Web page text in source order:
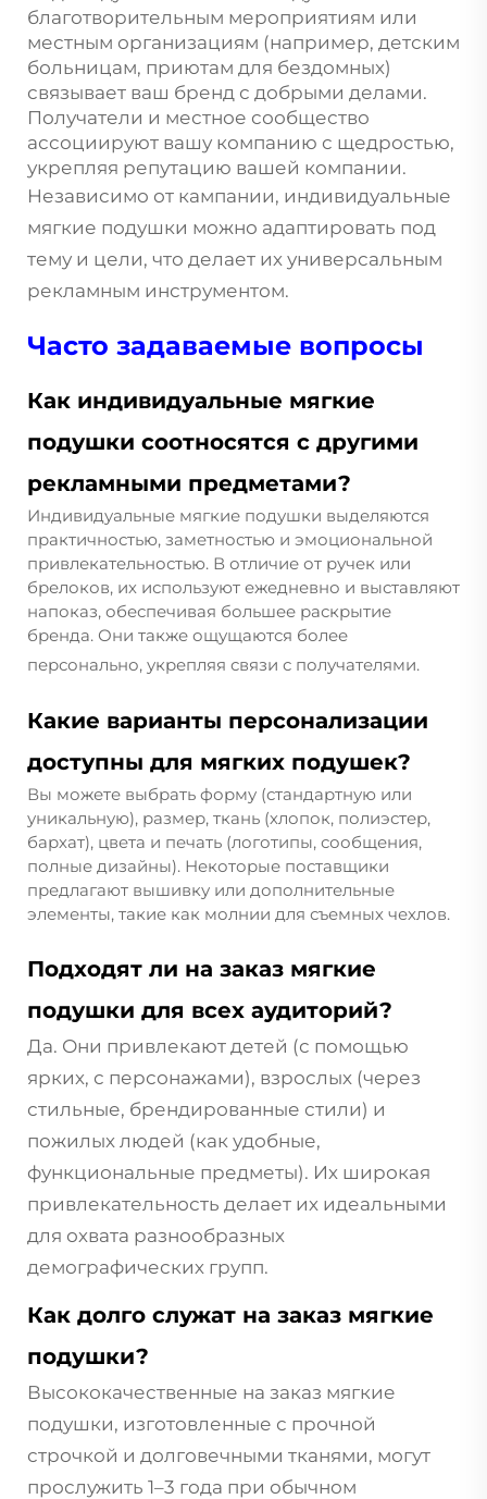
благотворительным мероприятиям или
местным организациям (например, детским
больницам, приютам для бездомных)
связывает ваш бренд с добрыми делами.
Получатели и местное сообщество
ассоциируют вашу компанию с щедростью,
укрепляя репутацию вашей компании.
Независимо от кампании, индивидуальные
мягкие подушки можно адаптировать под
тему и цели, что делает их универсальным
рекламным инструментом.
Часто задаваемые вопросы
Как индивидуальные мягкие
подушки соотносятся с другими
рекламными предметами?
Индивидуальные мягкие подушки выделяются
практичностью, заметностью и эмоциональной
привлекательностью. В отличие от ручек или
брелоков, их используют ежедневно и выставляют
напоказ, обеспечивая большее раскрытие
бренда. Они также ощущаются более
персонально, укрепляя связи с получателями.
Какие варианты персонализации
доступны для мягких подушек?
Вы можете выбрать форму (стандартную или
уникальную), размер, ткань (хлопок, полиэстер,
бархат), цвета и печать (логотипы, сообщения,
полные дизайны). Некоторые поставщики
предлагают вышивку или дополнительные
элементы, такие как молнии для съемных чехлов.
Подходят ли на заказ мягкие
подушки для всех аудиторий?
Да. Они привлекают детей (с помощью
ярких, с персонажами), взрослых (через
стильные, брендированные стили) и
пожилых людей (как удобные,
функциональные предметы). Их широкая
привлекательность делает их идеальными
для охвата разнообразных
демографических групп.
Как долго служат на заказ мягкие
подушки?
Высококачественные на заказ мягкие
подушки, изготовленные с прочной
строчкой и долговечными тканями, могут
прослужить 1–3 года при обычном